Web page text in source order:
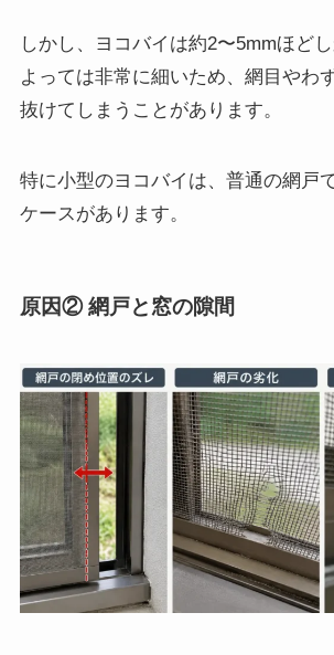
しかし、ヨコバイは約2〜5mmほど
よっては非常に細いため、網目やわ
抜けてしまうことがあります。
特に小型のヨコバイは、普通の網戸
ケースがあります。
原因② 網戸と窓の隙間